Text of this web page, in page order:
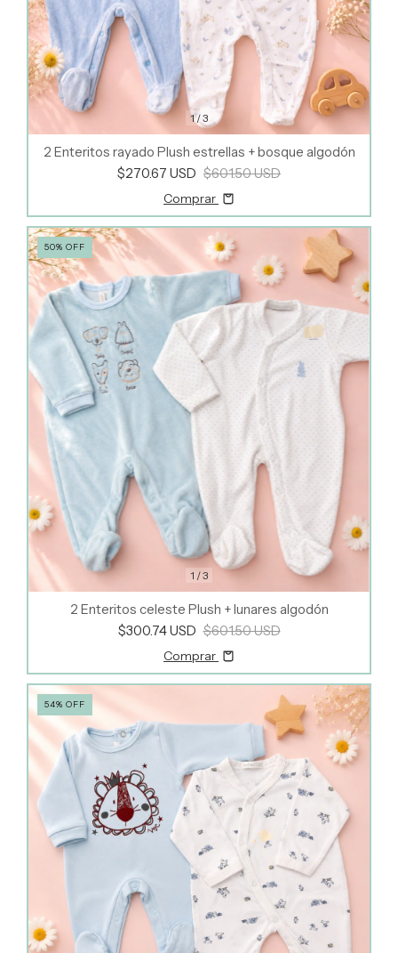
1/3
2 Enteritos rayado Plush estrellas + bosque algodón
$270.67 USD $601.50 USD
Comprar
1 /3
50% OFF
2 Enteritos celeste Plush + lunares algodón
$300.74 USD $601.50 USD
Comprar
54% OFF